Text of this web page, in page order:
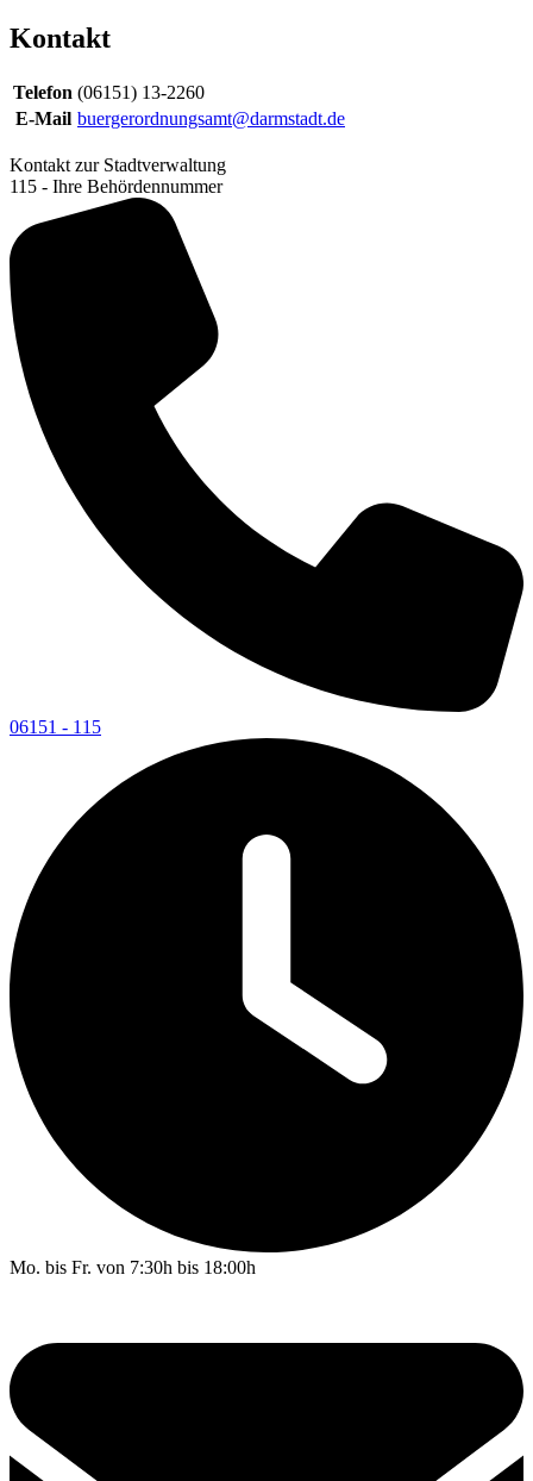
Kontakt
Telefon (06151) 13-2260
E-Mail buergerordnungsamt@darmstadt.de
Kontakt zur Stadtverwaltung
115 - Ihre Behördennummer
06151 - 115
Mo. bis Fr. von 7:30h bis 18:00h